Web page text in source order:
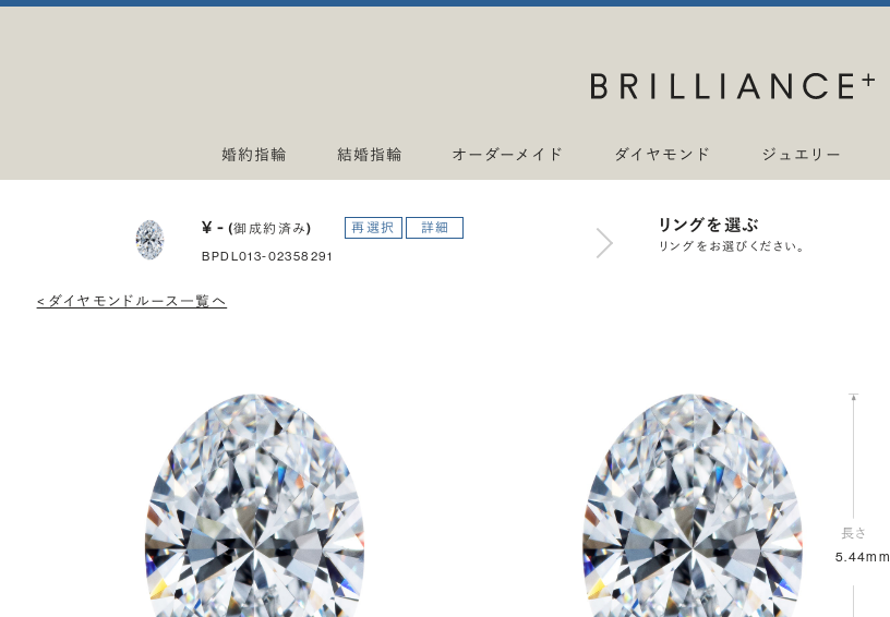
婚約指輪 結婚指輪 オーダーメイド ダイヤモンド ジュエリー
¥ -(御成約済み) 再選択 詳細
BPDL013-02358291
リングを選ぶ
リングをお選びください。
< ダイヤモンドルース一覧へ
5.44mm